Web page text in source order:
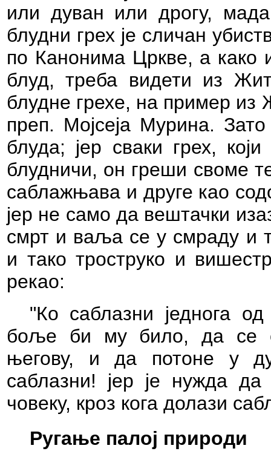
или дуван или дрогу,
блудни грех је сличан
по Канонима Цркве, а како
блуд, треба видети из
блудне грехе, на пример из
преп. Мојсеја Мурина.
блуда; јер сваки грех,
блудничи, он греши своме
саблажњава и друге као
јер не само да вештачки
смрт и ваља се у смраду и
и тако троструко и
рекао:
"Ко саблазни једнога
боље би му било, да се
његову, и да потоне у
саблазни! јер је нужда
човеку, кроз кога долази
Ругање палој природи